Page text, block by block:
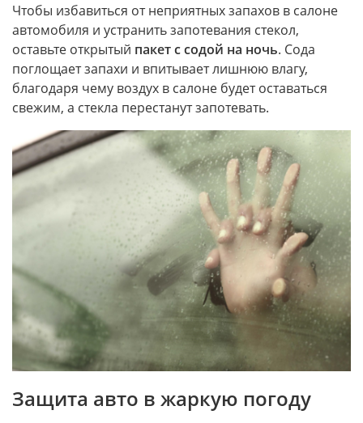
Чтобы избавиться от неприятных запахов в салоне
автомобиля и устранить запотевания стекол,
оставьте открытый пакет с содой на ночь. Сода
поглощает запахи и впитывает лишнюю влагу,
благодаря чему воздух в салоне будет оставаться
свежим, а стекла перестанут запотевать.
Защита авто в жаркую погоду